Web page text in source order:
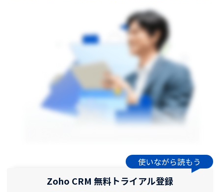
Zoho CRM 無料トライアル登録
使いながら読もう